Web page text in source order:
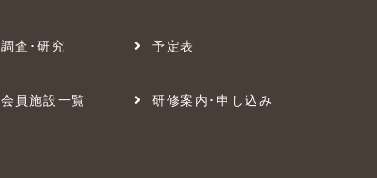
調査･研究 予定表
会員施設一覧 研修案内･申し込み